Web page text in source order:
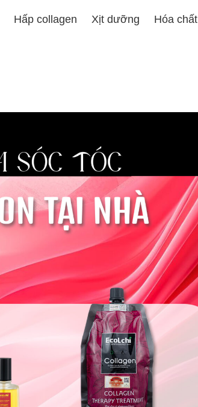
Hấp collagen Xịt dưỡng Hóa chất